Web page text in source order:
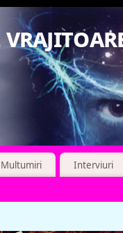
Multumiri Interviuri